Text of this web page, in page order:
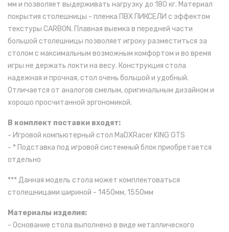
мм и позволяет выдерживать нагрузку до 180 кг. Материал
покрытия столешницы - пленка ПВХ ПИКСЕЛИ с эффектом
текстуры CARBON. Плавная выемка в передней части
большой столешницы позволяет игроку разместиться за
столом с максимальным возможным комфортом и во время
игры не держать локти на весу. Конструкция стола
надежная и прочная, стол очень большой и удобный.
Отличается от аналогов смелым, оригинальным дизайном и
хорошо просчитанной эргономикой.
В комплект поставки входят:
- Игровой компьютерный стол MaDXRacer KING GTS
- * Подставка под игровой системный блок приобретается
отдельно
*** Данная модель стола может комплектоваться
столешницами шириной - 1450мм, 1550мм
Материалы изделия:
- Основание стола выполнено в виде металлического